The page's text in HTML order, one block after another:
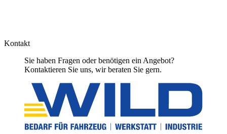
Kontakt
Sie haben Fragen oder benötigen ein Angebot?
Kontaktieren Sie uns, wir beraten Sie gern.